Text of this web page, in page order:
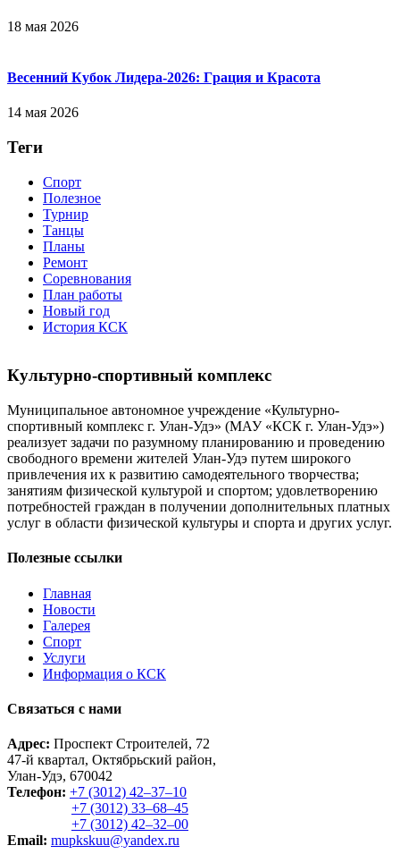
18 мая 2026
Весенний Кубок Лидера-2026: Гpaция и Кpacoтa
14 мая 2026
Теги
Спорт
Полезное
Турнир
Танцы
Планы
Ремонт
Соревнования
План работы
Новый год
История КСК
Культурно-спортивный комплекс
Муниципальное автономное учреждение «Культурно-
спортивный комплекс г. Улан-Удэ» (МАУ «КСК г. Улан-Удэ»)
реализует задачи по разумному планированию и проведению
свободного времени жителей Улан-Удэ путем широкого
привлечения их к развитию самодеятельного творчества;
занятиям физической культурой и спортом; удовлетворению
потребностей граждан в получении дополнительных платных
услуг в области физической культуры и спорта и других услуг.
Полезные ссылки
Главная
Новости
Галерея
Спорт
Услуги
Информация о КСК
Связаться с нами
Адрес: Проспект Строителей, 72
47-й квартал, Октябрьский район,
Улан-Удэ, 670042
Телефон: +7 (3012) 42‒37‒10
+7 (3012) 33‒68‒45
+7 (3012) 42‒32‒00
Email: mupkskuu@yandex.ru